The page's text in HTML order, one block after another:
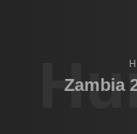
Zambia